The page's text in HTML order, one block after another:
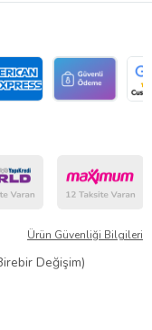
Ürün Güvenliği Bilgileri
Değişim)